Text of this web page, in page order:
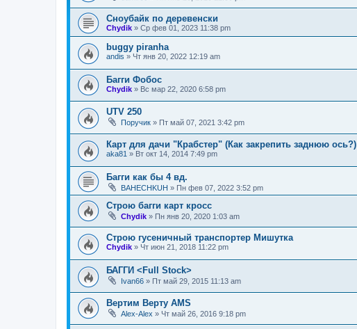
Сноубайк по деревенски
Chydik » Ср фев 01, 2023 11:38 pm
buggy piranha
andis » Чт янв 20, 2022 12:19 am
Багги Фобос
Chydik » Вс мар 22, 2020 6:58 pm
UTV 250
Поручик » Пт май 07, 2021 3:42 pm
Карт для дачи "Крабстер" (Как закрепить заднюю ось?)
aka81 » Вт окт 14, 2014 7:49 pm
Багги как бы 4 вд.
BAHECHKUH » Пн фев 07, 2022 3:52 pm
Строю багги карт кросс
Chydik » Пн янв 20, 2020 1:03 am
Строю гусеничный транспортер Мишутка
Chydik » Чт июн 21, 2018 11:22 pm
БАГГИ <Full Stock>
Ivan66 » Пт май 29, 2015 11:13 am
Вертим Верту AMS
Alex-Alex » Чт май 26, 2016 9:18 pm